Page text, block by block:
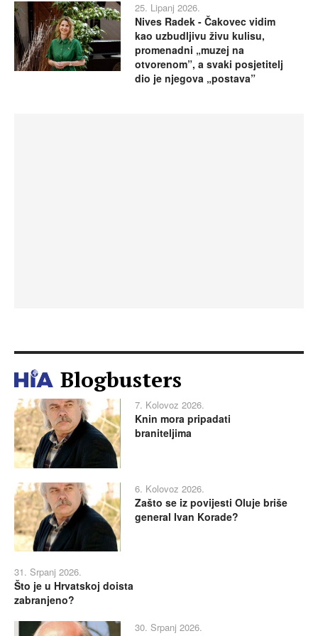
25. Lipanj 2026.
Nives Radek - Čakovec vidim
kao uzbudljivu živu kulisu,
promenadni „muzej na
otvorenom”, a svaki posjetitelj
dio je njegova „postava”
Blogbusters
7. Kolovoz 2026.
Knin mora pripadati
braniteljima
6. Kolovoz 2026.
Zašto se iz povijesti Oluje briše
general Ivan Korade?
31. Srpanj 2026.
Što je u Hrvatskoj doista
zabranjeno?
30. Srpanj 2026.